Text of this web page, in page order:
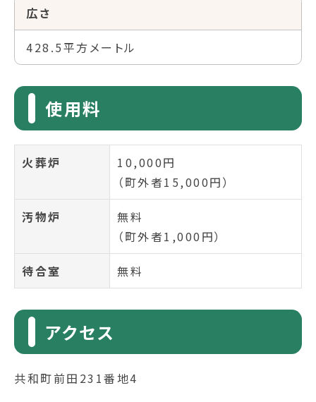
広さ
428.5平方メートル
使用料
火葬炉
10,000円
（町外者15,000円）
汚物炉
無料
（町外者1,000円）
待合室 無料
アクセス
共和町前田231番地4